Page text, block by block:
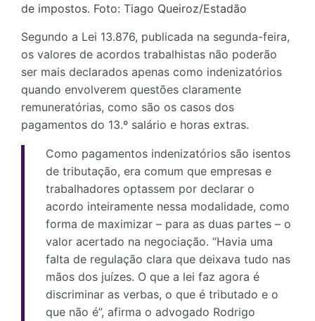
de impostos. Foto: Tiago Queiroz/Estadão
Segundo a Lei 13.876, publicada na segunda-feira,
os valores de acordos trabalhistas não poderão
ser mais declarados apenas como indenizatórios
quando envolverem questões claramente
remuneratórias, como são os casos dos
pagamentos do 13.º salário e horas extras.
Como pagamentos indenizatórios são isentos
de tributação, era comum que empresas e
trabalhadores optassem por declarar o
acordo inteiramente nessa modalidade, como
forma de maximizar – para as duas partes – o
valor acertado na negociação. “Havia uma
falta de regulação clara que deixava tudo nas
mãos dos juízes. O que a lei faz agora é
discriminar as verbas, o que é tributado e o
que não é”, afirma o advogado Rodrigo